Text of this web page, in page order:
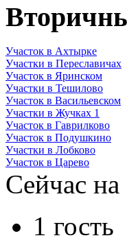
Участок в Ахтырке
Участки в Переславичах
Участок в Яринском
Участки в Тешилово
Участок в Васильевском
Участки в Жучках 1
Участок в Гаврилково
Участок в Подушкино
Участки в Лобково
Участок в Царево
Сейчас на
1 гость